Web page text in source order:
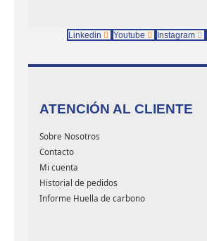
Linkedin Youtube Instagram
ATENCIÓN AL CLIENTE
Sobre Nosotros
Contacto
Mi cuenta
Historial de pedidos
Informe Huella de carbono